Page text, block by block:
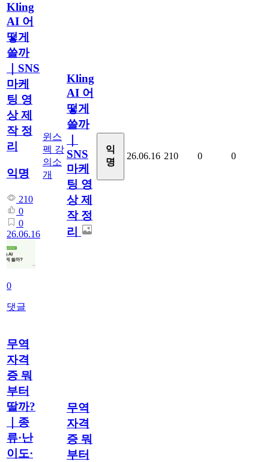
Kling
AI 어
떻게
쓸까
｜SNS
마케
팅 영
상 제
작 정
리
익명
210
0
0
26.06.16
0
댓글
윈스
펙 강
의소
개
Kling
AI 어
떻게
쓸까
SNS
마케
팅 영
상 제
작 정
리
익
명
26.06.16 210 0 0
무역
자격
증 뭐
부터
딸까?
｜종
류·난
이도·
무역
자격
증 뭐
부터